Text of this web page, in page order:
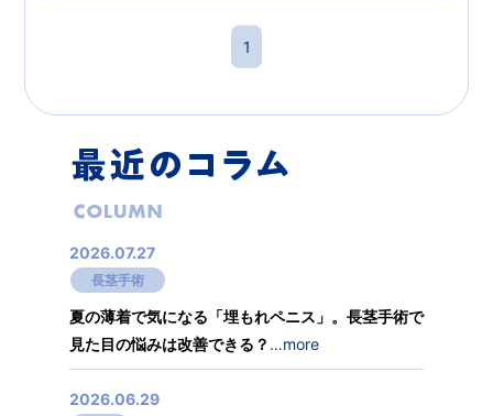
1
2026.07.27
長茎手術
夏の薄着で気になる「埋もれペニス」。長茎手術で
見た目の悩みは改善できる？ …more
2026.06.29